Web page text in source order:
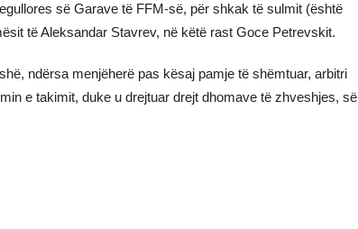
së Garave të FFM-së, për shkak të sulmit (është
të Aleksandar Stavrev, në këtë rast Goce Petrevskit.
ndërsa menjëherë pas kësaj pamje të shëmtuar, arbitri
e takimit, duke u drejtuar drejt dhomave të zhveshjes, së